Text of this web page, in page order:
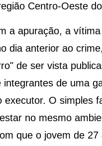
Centro-Oeste
a apuração, a
dia anterior ao
de ser vista
integrantes de uma
executor. O simples
no mesmo
que o jovem de 27